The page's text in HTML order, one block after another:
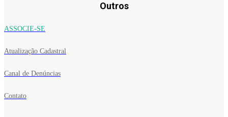
Outros
ASSOCIE-SE
Atualização Cadastral
Canal de Denúncias
Contato